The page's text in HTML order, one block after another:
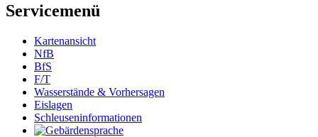
Servicemenü
Kartenansicht
NfB
BfS
F/T
Wasserstände & Vorhersagen
Eislagen
Schleuseninformationen